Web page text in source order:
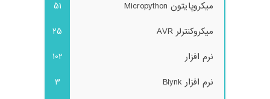
میکروپایتون Micropython
51
میکروکنترلر AVR
25
نرم افزار
102
نرم افزار Blynk
3